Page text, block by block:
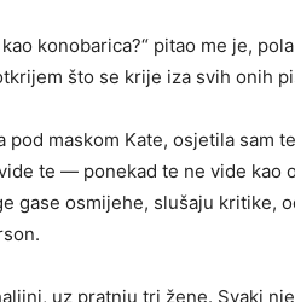
konobarica?“ pitao me je,
što se krije iza svih onih
maskom Kate, osjetila sam
te — ponekad te ne vide kao
gase osmijehe, slušaju kritike,
uz pratnju tri žene. Svaki